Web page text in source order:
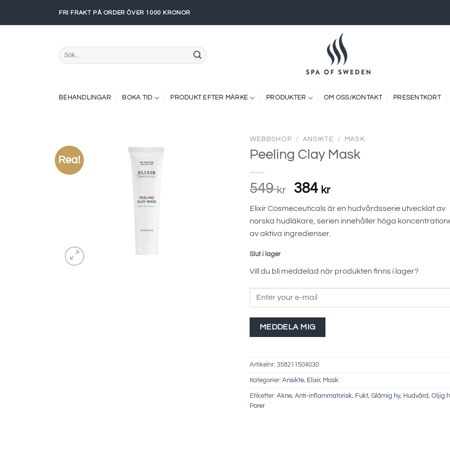
FRI FRAKT PÅ ORDER ÖVER 1000 KRONOR
Sök
efter:
BEHANDLINGAR BOKA TID PRODUKT EFTER MÄRKE PRODUKTER OM OSS/KONTAKT PRESENTKORT
Rea!
WEBBSHOP / ANSIKTE / MASK
Peeling Clay Mask
549kr
Det
ursprungliga
priset
var:
384 krDet
nuvarande
priset
E lixir Cosmeceuticals är en hudvårdsserie utvecklat av
norska hudläkare, serien innehåller höga
av aktiva ingredienser.
Slut i lager
Vill du bli meddelad när produkten finns i lager?
MEDDELA MIG
Artikelnr: 358211504030
Kategorier: Ansikte, Elixir, Mask
Etiketter: Akne, Anti-inflammatorisk, Fukt, Glåmig hy, Hudvård, Oljig
Porer